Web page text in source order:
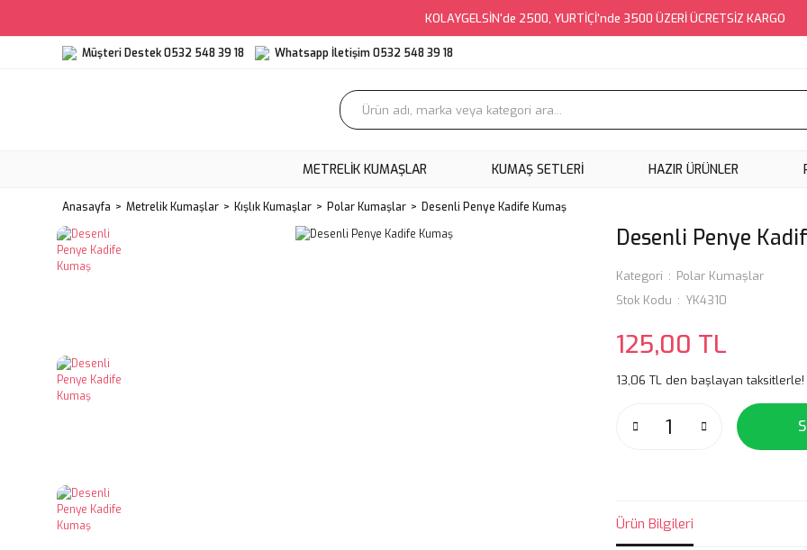
KOLAYGELSİN'de 2500, YURTİÇİ'nde 3500 ÜZERİ ÜCRETSİZ KARGO
Müşteri Destek 0532 548 39 18 Whatsapp İletişim 0532 548 39 18
METRELIK KUMAŞLAR KUMAŞ SETLERI HAZIR ÜRÜNLER
Anasayfa Metrelik Kumaşlar Kışlık Kumaşlar Polar Kumaşlar Desenli Penye Kadife Kumaş
Desenli Penye
Kategori
Polar Kumaşlar
Stok Kodu
YK4310
125,00 TL
13,06 TL den başlayan taksitlerle!
Ürün Bilgileri